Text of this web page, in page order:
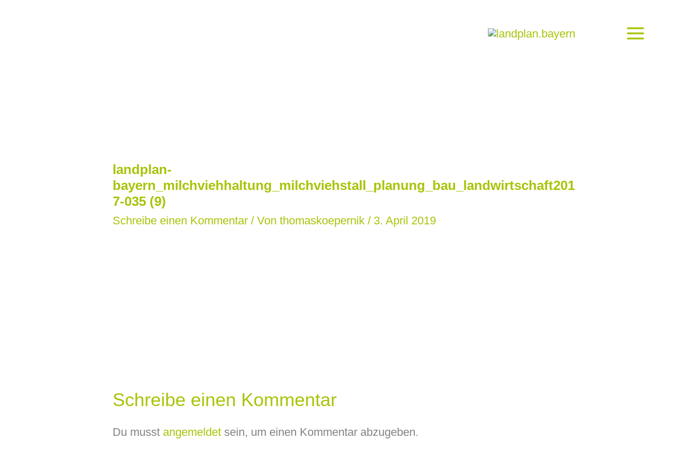
landplan-
bayern_milchviehhaltung_milchviehstall_planung_bau_landwirtschaft201
7-035 (9)
Schreibe einen Kommentar / Von thomaskoepernik / 3. April 2019
Schreibe einen Kommentar
Du musst angemeldetsein, um einen Kommentar abzugeben.